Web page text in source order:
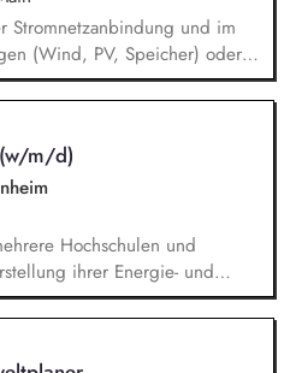
Stromnetzanbindung und im
(Wind, PV, Speicher) oder
Netzanschlusskonzepte
Vorschriften, Richtlinien und
von elektrotechnischen
(wie bspw.
sowie der Planung von
Expertise ein und koordinierst
die Steuerung und
Baumaßnahmen.
m/d)
Hochschulen und
ihrer Energie- und
in den Energiezirkeln der zu
und unterstützen konzeptionell
für